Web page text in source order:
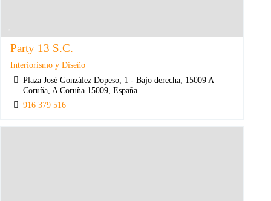
Party 13 S.C.
Interiorismo y Diseño
Plaza José González Dopeso, 1 - Bajo derecha, 15009 A
Coruña, A Coruña 15009, España
916 379 516